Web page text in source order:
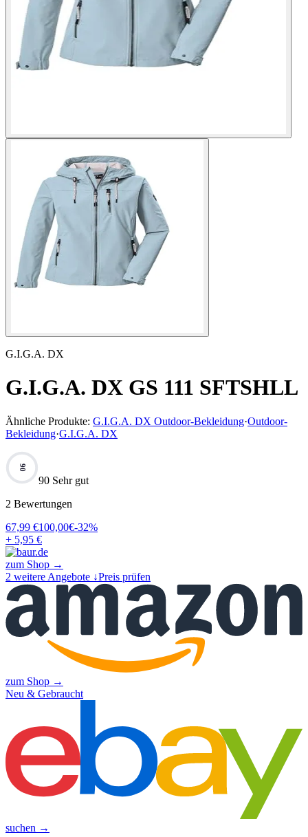
G.I.G.A. DX
G.I.G.A. DX GS 111 SFTSHLL
Ähnliche Produkte: G.I.G.A. DX Outdoor-Bekleidung·Outdoor-
Bekleidung·G.I.G.A. DX
90
90 Sehr gut
2 Bewertungen
67,99 €100,00€-32%
+ 5,95 €
zum Shop →
2 weitere Angebote ↓Preis prüfen
zum Shop →
Neu & Gebraucht
suchen →